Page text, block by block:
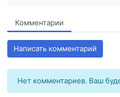
Комментарии
Написать комментарий
Нет комментариев. Ваш